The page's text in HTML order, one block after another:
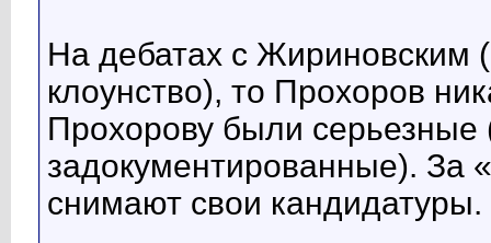
На дебатах с Жириновским
клоунство), то Прохоров
Прохорову были
задокументированные). За
снимают свои кандидатуры.